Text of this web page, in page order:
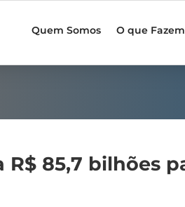
Quem Somos O que
R$ 85,7 bilhões